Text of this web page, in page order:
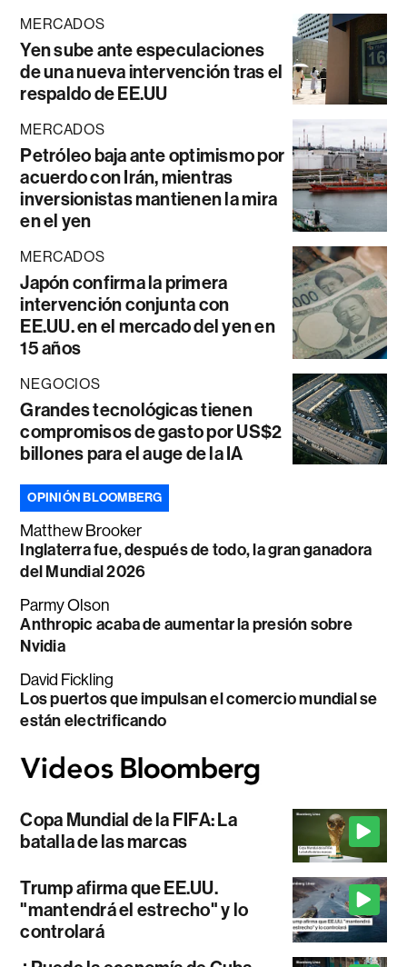
MERCADOS
Yen sube ante especulaciones
de una nueva intervención tras el
respaldo de EE.UU
MERCADOS
Petróleo baja ante optimismo por
acuerdo con Irán, mientras
inversionistas mantienen la mira
en el yen
MERCADOS
Japón confirma la primera
intervención conjunta con
EE.UU. en el mercado del yen en
15 años
NEGOCIOS
Grandes tecnológicas tienen
compromisos de gasto por US$2
billones para el auge de la IA
OPINIÓN BLOOMBERG
Matthew Brooker
Inglaterra fue, después de todo, la gran ganadora
del Mundial 2026
Parmy Olson
Anthropic acaba de aumentar la presión sobre
Nvidia
David Fickling
Los puertos que impulsan el comercio mundial se
están electrificando
Copa Mundial de la FIFA: La
batalla de las marcas
Trump afirma que EE.UU.
"mantendrá el estrecho" y lo
controlará